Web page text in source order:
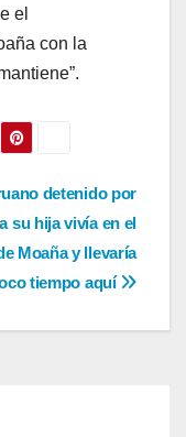
el
con la
detenido por
su hija vivía en el
Moaña y llevaría
tiempo aquí